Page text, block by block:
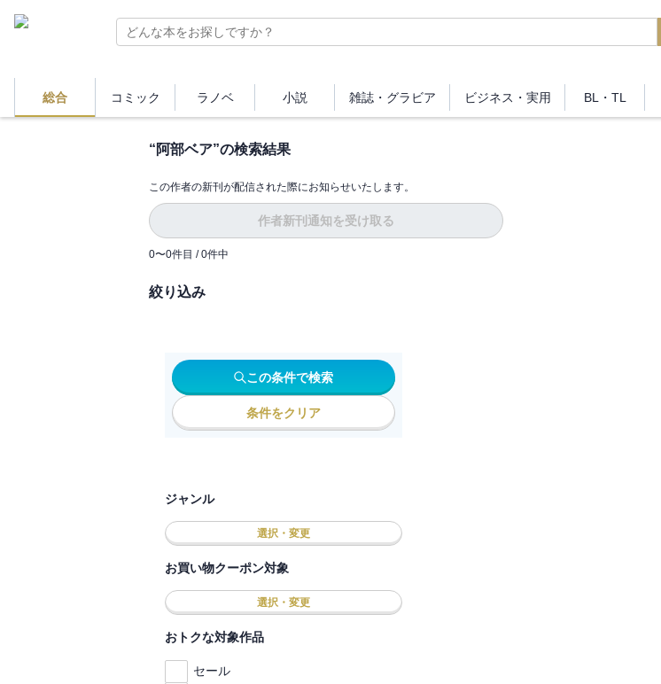
総合 コミック ラノベ 小説 雑誌・ グラビア ビジネス ・実用 BL・TL
“阿部ベア”の検索結果
この作者の新刊が配信された際にお知らせいたします。
作者新刊通知を受け取る
0〜0件目 / 0件中
絞り込み
この条件で検索
条件をクリア
ジャンル
選択・変更
お買い物クーポン対象
選択・変更
おトクな対象作品
セール